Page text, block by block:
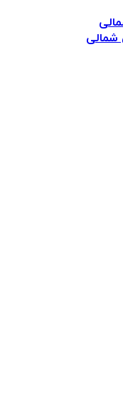
شمالی